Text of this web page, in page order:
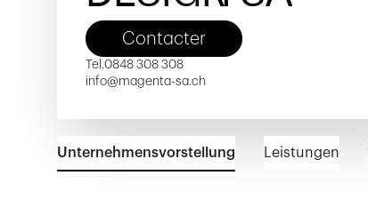
Contacter
Tel.0848 308 308
info@magenta-sa.ch
Unternehmensvorstellung Leistungen